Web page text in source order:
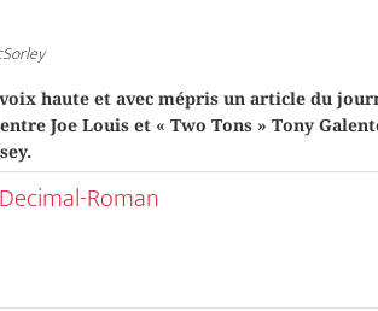
haute et avec mépris un article du
Joe Louis et « Two Tons » Tony
Roman